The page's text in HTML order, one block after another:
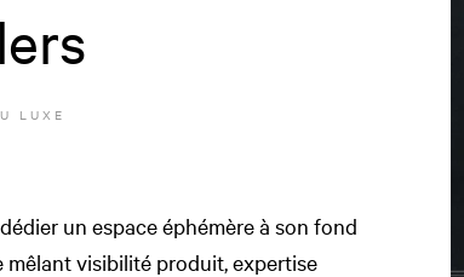
LUXE
un espace éphémère à son fond
mêlant visibilité produit, expertise